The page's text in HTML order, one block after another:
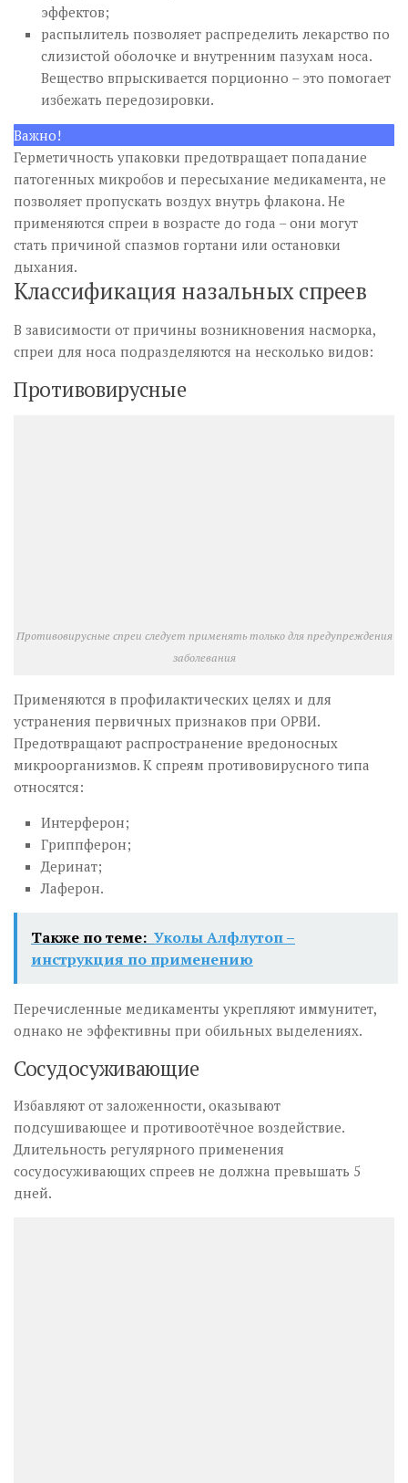
эффектов;
распылитель позволяет распределить лекарство по
слизистой оболочке и внутренним пазухам носа.
Вещество впрыскивается порционно – это помогает
избежать передозировки.
Важно!
Герметичность упаковки предотвращает попадание
патогенных микробов и пересыхание медикамента, не
позволяет пропускать воздух внутрь флакона. Не
применяются спреи в возрасте до года – они могут
стать причиной спазмов гортани или остановки
дыхания.
Классификация назальных спреев
В зависимости от причины возникновения насморка,
спреи для носа подразделяются на несколько видов:
Противовирусные
Противовирусные спреи следует применять только для предупреждения
заболевания
Применяются в профилактических целях и для
устранения первичных признаков при ОРВИ.
Предотвращают распространение вредоносных
микроорганизмов. К спреям противовирусного типа
относятся:
Интерферон;
Гриппферон;
Деринат;
Лаферон.
Также по теме: Уколы Алфлутоп –
инструкция по применению
Перечисленные медикаменты укрепляют иммунитет,
однако не эффективны при обильных выделениях.
Сосудосуживающие
Избавляют от заложенности, оказывают
подсушивающее и противоотёчное воздействие.
Длительность регулярного применения
сосудосуживающих спреев не должна превышать 5
дней.